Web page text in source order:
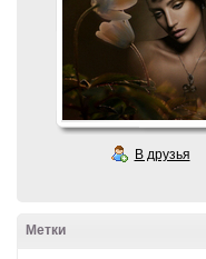
В друзья
Метки